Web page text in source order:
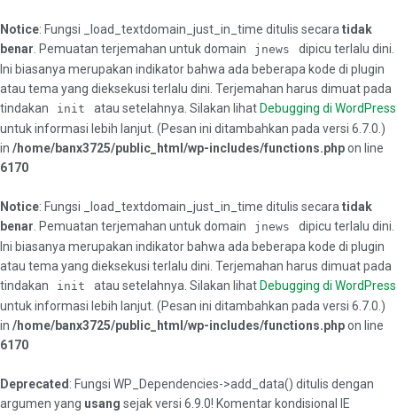
Notice: Fungsi _load_textdomain_just_in_time ditulis secara tidak
benar . Pemuatan terjemahan untuk domain jnews
dipicu terlalu dini.
Ini biasanya merupakan indikator bahwa ada beberapa kode di plugin
atau tema yang dieksekusi terlalu dini. Terjemahan harus dimuat pada
tindakan
init atau setelahnya. Silakan lihat Debugging di WordPress
untuk informasi lebih lanjut. (Pesan ini ditambahkan pada versi 6.7.0.)
in /home/banx3725/public_html/wp-includes/functions.phpon line
6170
Notice: Fungsi _load_textdomain_just_in_time ditulis secara tidak
benar . Pemuatan terjemahan untuk domain jnews
dipicu terlalu dini.
Ini biasanya merupakan indikator bahwa ada beberapa kode di plugin
atau tema yang dieksekusi terlalu dini. Terjemahan harus dimuat pada
tindakan
init atau setelahnya. Silakan lihat Debugging di WordPress
untuk informasi lebih lanjut. (Pesan ini ditambahkan pada versi 6.7.0.)
in /home/banx3725/public_html/wp-includes/functions.phpon line
6170
Deprecated : Fungsi WP_Dependencies->add_data() ditulis dengan
argumen yang usang sejak versi 6.9.0! Komentar kondisional IE